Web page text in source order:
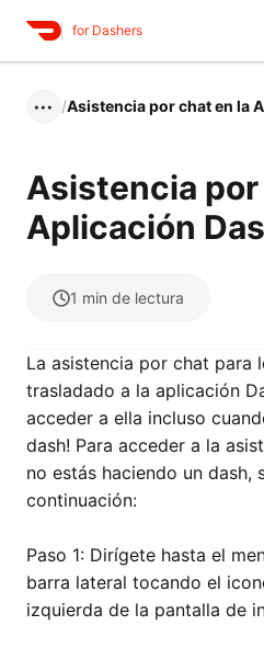
for Dashers
••• /Asistencia por chat en la
Asistencia
Aplicación
1 min de lectura
La asistencia por chat para
trasladado a la aplicación
acceder a ella incluso
dash! Para acceder a la
no estás haciendo un dash,
continuación:
Paso 1: Dirígete hasta el
barra lateral tocando el
izquierda de la pantalla de